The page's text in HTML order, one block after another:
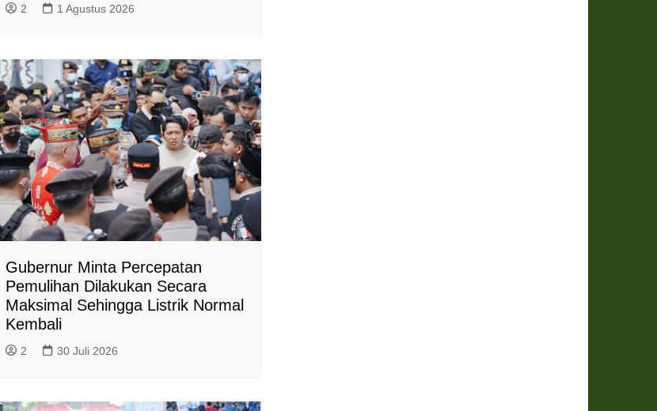
2 1 Agustus 2026
Gubernur Minta Percepatan
Pemulihan Dilakukan Secara
Maksimal Sehingga Listrik Normal
Kembali
2 30 Juli 2026